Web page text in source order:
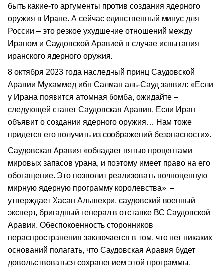
быть какие-то аргументы против создания ядерного
оружия в Иране. А сейчас единственный минус для
России – это резкое ухудшение отношений между
Ираном и Саудовской Аравией в случае испытания
иранского ядерного оружия.
8 октября 2023 года наследный принц Саудовской
Аравии Мухаммед ибн Салман аль-Сауд заявил: «Если
у Ирана появится атомная бомба, ожидайте –
следующей станет Саудовская Аравия. Если Иран
объявит о создании ядерного оружия… Нам тоже
придется его получить из соображений безопасности».
Саудовская Аравия «обладает пятью процентами
мировых запасов урана, и поэтому имеет право на его
обогащение. Это позволит реализовать полноценную
мирную ядерную программу королевства», –
утверждает Хасан Альшехри, саудовский военный
эксперт, бригадный генерал в отставке ВС Саудовской
Аравии. Обеспокоенность сторонников
нераспространения заключается в том, что нет никаких
оснований полагать, что Саудовская Аравия будет
довольствоваться сохранением этой программы.